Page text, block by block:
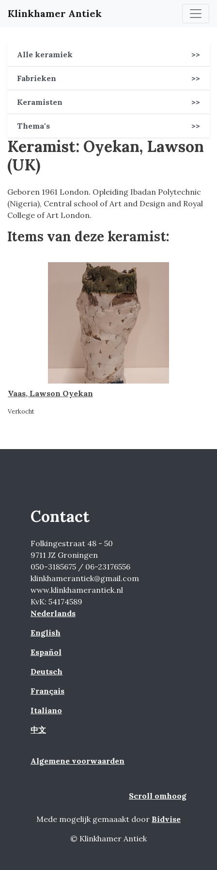
Klinkhamer Antiek
Alle keramiek >>
Fabrieken >>
Keramisten >>
Thema's >>
Keramist: Oyekan, Lawson
(UK)
Geboren 1961 London. Opleiding Ibadan Polytechnic
(Nigeria), Central school of Art and Design and Royal
College of Art London.
Items van deze keramist:
Vaas, Lawson Oyekan
Verkocht
Contact
Folkingestraat 48 - 50
9711 JZ Groningen
050-3185675 / 06-23176556
klinkhamerantiek@gmail.com
www.klinkhamerantiek.nl
KvK: 54174589
Nederlands
English
Español
Deutsch
Français
Italiano
中文
Algemene voorwaarden
Scroll omhoog
Mede mogelijk gemaaakt door Bidvise
© Klinkhamer Antiek